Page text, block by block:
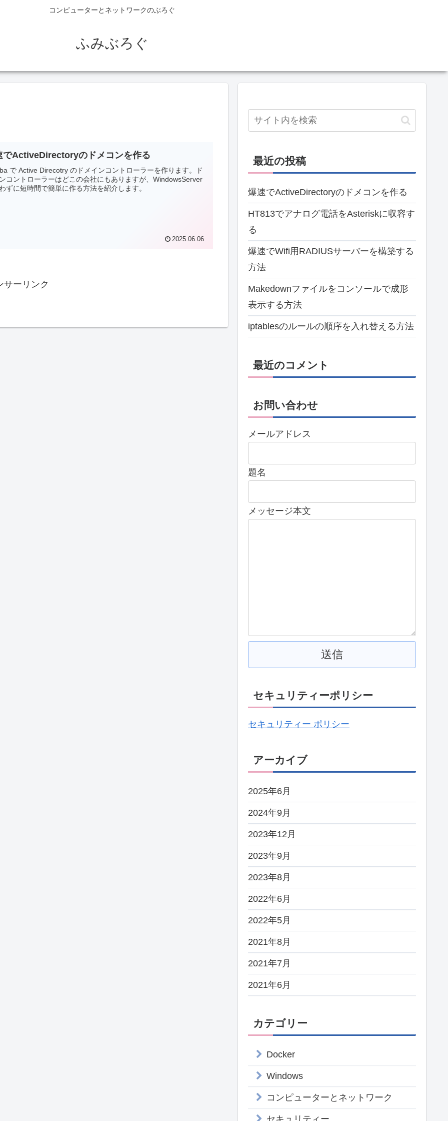
コンピューターとネットワークのぶろぐ
ふみぶろぐ
でActiveDirectoryのドメコンを作る
で Active Direcotry のドメインコントローラーを作ります。ド
コントローラーはどこの会社にもありますが、WindowsServer
ずに短時間で簡単に作る方法を紹介します。
2025.06.06
サーリンク
最近の投稿
爆速でActiveDirectoryのドメコンを作る
HT813でアナログ電話をAsteriskに収容す
る
爆速でWifi用RADIUSサーバーを構築する
方法
Makedownファイルをコンソールで成形
表示する方法
iptablesのルールの順序を入れ替える方法
最近のコメント
お問い合わせ
メールアドレス
題名
メッセージ本文
セキュリティーポリシー
セキュリティー ポリシー
アーカイブ
2025年6月
2024年9月
2023年12月
2023年9月
2023年8月
2022年6月
2022年5月
2021年8月
2021年7月
2021年6月
カテゴリー
Docker
Windows
コンピューターとネットワーク